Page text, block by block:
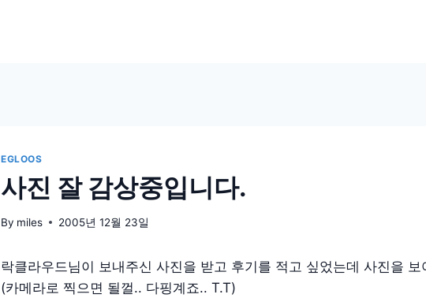
EGLOOS
사진 잘 감상중입니다.
By miles 2005년 12월 23일
락클라우드님이 보내주신 사진을 받고 후기를 적고 싶었는데 사진을
(카메라로 찍으면 될껄.. 다핑계죠.. T.T)